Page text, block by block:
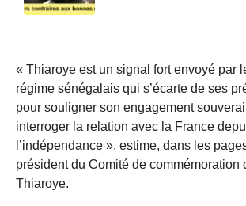
« Thiaroye est un signal fort envoyé par
régime sénégalais qui s’écarte de ses
pour souligner son engagement
interroger la relation avec la France
l’indépendance », estime, dans les
président du Comité de commémoration
Thiaroye.